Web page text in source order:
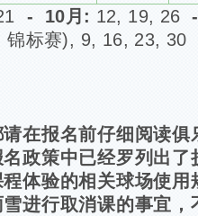
- 10月: 12, 19, 26
锦标赛), 9, 16, 23, 30
在报名前仔细阅读俱
名政策中已经罗列出
体验的相关球场使
进行取消课的事宜